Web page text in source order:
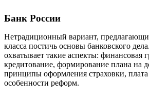
Банк России
Нетрадиционный вариант,
класса постичь основы банковского
охватывает такие аспекты: финансовая
кредитование, формирование плана на
принципы оформления страховки, плата
особенности реформ.